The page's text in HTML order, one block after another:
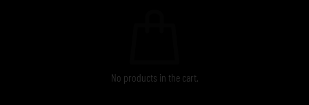
No products in the cart.